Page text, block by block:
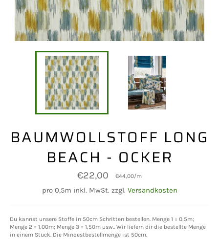
BAUMWOLLSTOFF LONG
BEACH - OCKER
Normaler
Preis
€22,00 €44,00/m
pro 0,5m inkl. MwSt. zzgl. Versandkosten
Du kannst unsere Stoffe in 50cm Schritten bestellen. Menge 1 = 0,5m;
Menge 2 = 1,00m; Menge 3 = 1,50m usw.. Wir liefern dir die bestellte Menge
in einem Stück. Die Mindestbestellmenge ist 50cm.